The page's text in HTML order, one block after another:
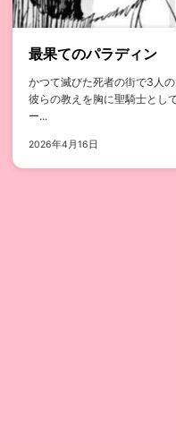
最果てのパラディン
かつて滅びた死者の街で3人
彼らの教えを胸に聖騎士とし
ー...
2026年4月16日